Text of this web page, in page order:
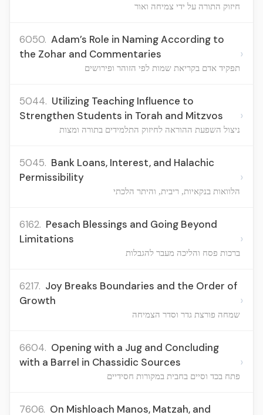
חיזוק התורה על ידי צמיחה ואור
6050. Adam’s Role in Naming According to
the Zohar and Commentaries
תפקיד אדם בקריאת שמות לפי הזוהר ופירושים
›
5044. Utilizing Teaching Influence to
Strengthen Students in Torah and Mitzvos
ניצול השפעת ההוראה לחיזוק התלמידים בתורה ומצות
›
5045. Bank Loans, Interest, and Halachic
Permissibility
הלוואות בנקאיות, ריבית, והיתר הלכתי
›
6162. Pesach Blessings and Going Beyond
Limitations
ברכות פסח והליכה מעבר להגבלות
›
6217. Joy Breaks Boundaries and the Order of
Growth
שמחה פורצת גדר וסדר הצמיחה
›
6604. Opening with a Jug and Concluding
with a Barrel in Chassidic Sources
פתח בכד וסיים בחבית במקורות חסידיים
›
7606. On Mishloach Manos, Matzah, and